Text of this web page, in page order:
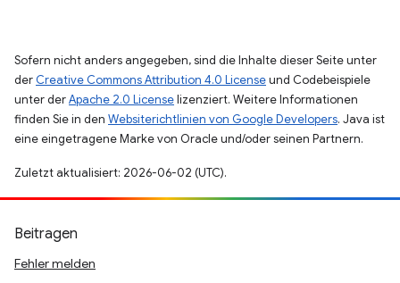
Sofern nicht anders angegeben, sind die Inhalte dieser Seite unter
der Creative Commons Attribution 4.0 Licenseund Codebeispiele
unter derApache 2.0 Licenselizenziert. Weitere Informationen
finden Sie in den Websiterichtlinien von Google Developers. Java ist
eine eingetragene Marke von Oracle und/oder seinen Partnern.
Zuletzt aktualisiert: 2026-06-02 (UTC).
Beitragen
Fehler melden